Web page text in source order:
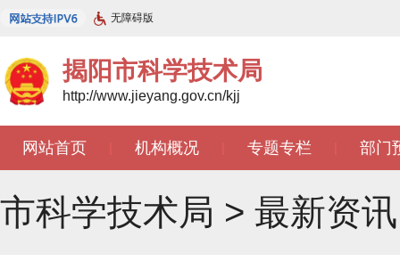
无障碍版
揭阳市科学技术局
http://www.jieyang.gov.cn/kjj
网站首页 机构概况 专题专栏 部门
市科学技术局 > 最新资讯